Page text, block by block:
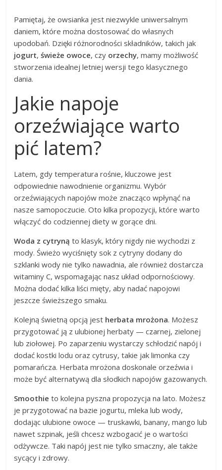
Pamiętaj, że owsianka jest niezwykle uniwersalnym
daniem, które można dostosować do własnych
upodobań. Dzięki różnorodności składników, takich jak
jogurt,świeże owoce, czy orzechy, mamy możliwość
stworzenia idealnej letniej wersji tego klasycznego
dania.
Jakie napoje
orzeźwiające warto
pić latem?
Latem, gdy temperatura rośnie, kluczowe jest
odpowiednie nawodnienie organizmu. Wybór
orzeźwiających napojów może znacząco wpłynąć na
nasze samopoczucie. Oto kilka propozycji, które warto
włączyć do codziennej diety w gorące dni.
Woda z cytryną to klasyk, który nigdy nie wychodzi z
mody. Świeżo wyciśnięty sok z cytryny dodany do
szklanki wody nie tylko nawadnia, ale również dostarcza
witaminy C, wspomagając nasz układ odpornościowy.
Można dodać kilka liści mięty, aby nadać napojowi
jeszcze świeższego smaku.
Kolejną świetną opcją jest herbata mrożona. Możesz
przygotować ją z ulubionej herbaty — czarnej, zielonej
lub ziołowej. Po zaparzeniu wystarczy schłodzić napój i
dodać kostki lodu oraz cytrusy, takie jak limonka czy
pomarańcza. Herbata mrożona doskonale orzeźwia i
może być alternatywą dla słodkich napojów gazowanych.
Smoothie to kolejna pyszna propozycja na lato. Możesz
je przygotować na bazie jogurtu, mleka lub wody,
dodając ulubione owoce — truskawki, banany, mango lub
nawet szpinak, jeśli chcesz wzbogacić je o wartości
odżywcze. Taki napój jest nie tylko smaczny, ale także
sycący i zdrowy.